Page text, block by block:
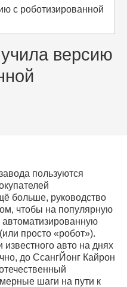
с роботизированной
версию
пользуются
больше, руководство
чтобы на популярную
автоматизированную
просто «робот»).
авто на днях
до СсангЙонг Кайрон
шаги на пути к